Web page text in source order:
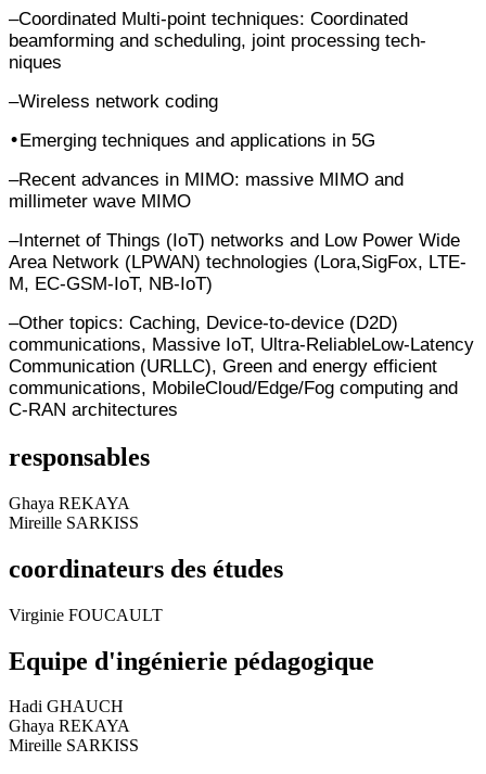
–Coordinated Multi-point techniques: Coordinated
beamforming and scheduling, joint processing tech-
niques
–Wireless network coding
•Emerging techniques and applications in 5G
–Recent advances in MIMO: massive MIMO and
millimeter wave MIMO
–Internet of Things (IoT) networks and Low Power Wide
Area Network (LPWAN) technologies (Lora,SigFox, LTE-
M, EC-GSM-IoT, NB-IoT)
–Other topics: Caching, Device-to-device (D2D)
communications, Massive IoT, Ultra-ReliableLow-Latency
Communication (URLLC), Green and energy efficient
communications, MobileCloud/Edge/Fog computing and
C-RAN architectures
responsables
Ghaya REKAYA
Mireille SARKISS
coordinateurs des études
Virginie FOUCAULT
Equipe d'ingénierie pédagogique
Hadi GHAUCH
Ghaya REKAYA
Mireille SARKISS